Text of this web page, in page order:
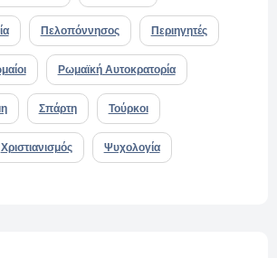
Πελοπόννησος Περιηγητές
Ρωμαϊκή Αυτοκρατορία
Σπάρτη Τούρκοι
Χριστιανισμός Ψυχολογία